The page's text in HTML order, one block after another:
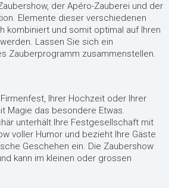
der Apéro-Zauberei und der
Elemente dieser verschiedenen
kombiniert und somit optimal auf Ihren
Lassen Sie sich ein
Zauberprogramm zusammenstellen.
Ihrer Hochzeit oder Ihrer
Magie das besondere Etwas.
unterhält Ihre Festgesellschaft mit
voller Humor und bezieht Ihre Gäste
Geschehen ein. Die Zaubershow
kann im kleinen oder grossen